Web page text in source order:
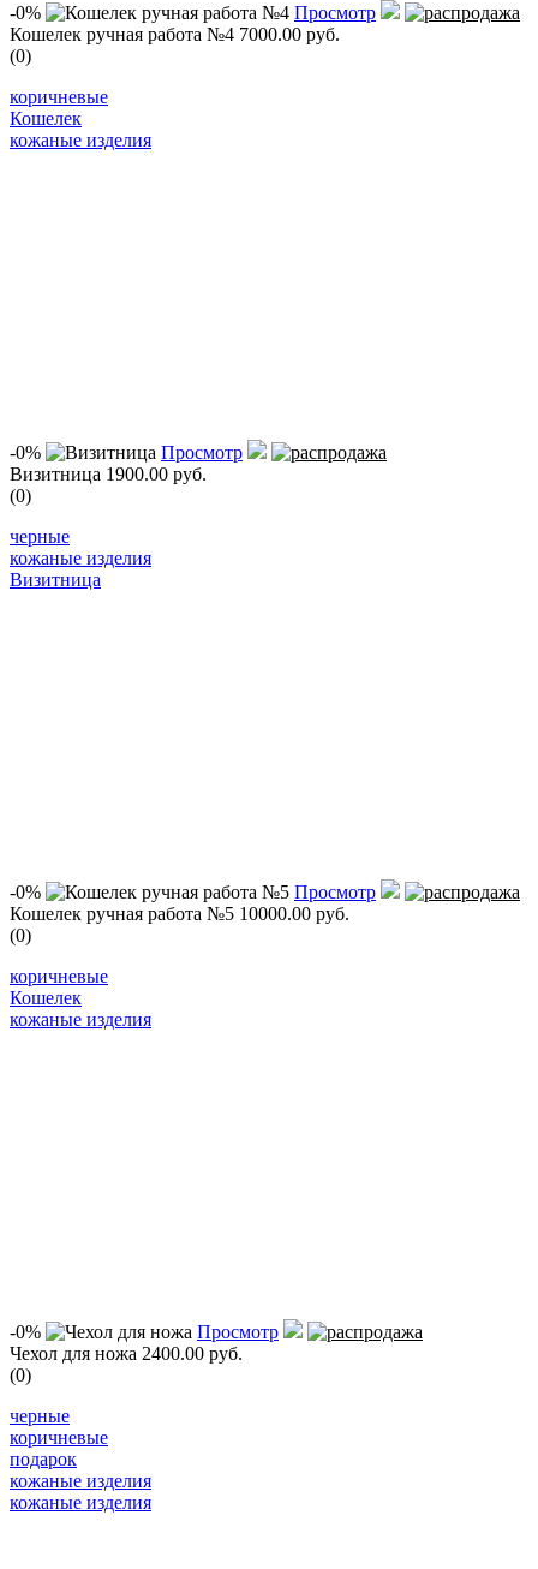
-0%
Просмотр
Кошелек ручная работа №4 7000.00 руб.
(0)
коричневые
Кошелек
кожаные изделия
-0%
Просмотр
Визитница 1900.00 руб.
(0)
черные
кожаные изделия
Визитница
-0%
Просмотр
Кошелек ручная работа №5 10000.00 руб.
(0)
коричневые
Кошелек
кожаные изделия
-0%
Просмотр
Чехол для ножа 2400.00 руб.
(0)
черные
коричневые
подарок
кожаные изделия
кожаные изделия